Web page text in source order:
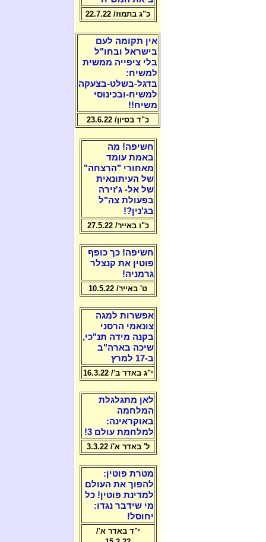
כ"ג בתמוז/ 22.7.22
אין תקומה לעם
בישראל ובחו"ל
בלי ציפייה ממשית
למשיח:
בדגל-בשלט-בצעקה
למשיח-ובכינוסי
משיח!!
כ"ד בסיון/ 23.6.22
חשיפה! מה
באמת עומד
מאחורי "הֵרַצחה"
של העיתונאית
של אל- ג'זירה
בפעולת צה"ל
בג'נין?!
כ"ו באייר/ 27.5.22
חשיפה! כך כופף
פוטין את קנצלר
גרמניה!
ט' באייר/ 10.5.22
אפשרות למגה
צונאמי הרסני
בקנה מידה תנ"כי,
שיכה בארה"ב
ב-17 למרץ
י"ג באדר ב'/ 16.3.22
לאן מתגלגלת
המלחמה
באוקראינה:
למלחמת עולם 3!
ל' באדר א'/ 3.3.22
מטרת פוטין:
להפוך את העולם
למדינת פוטין! כל
מי שידבר נגדו:
יחוסל!
י"ד באדר א'/